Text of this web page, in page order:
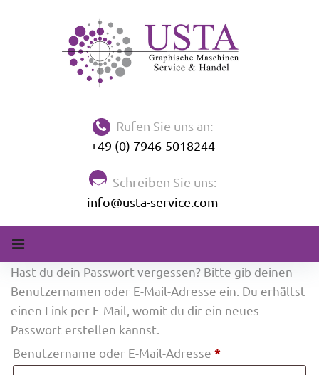
Rufen Sie uns an:
+49 (0) 7946-5018244
Schreiben Sie uns:
info@usta-service.com
Passwort
zurücksetzen
Hast du dein Passwort vergessen? Bitte gib deinen
Benutzernamen oder E-Mail-Adresse ein. Du erhältst
einen Link per E-Mail, womit du dir ein neues
Passwort erstellen kannst.
Benutzername oder E-Mail-Adresse *Erforderlich